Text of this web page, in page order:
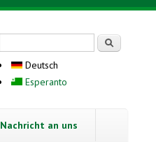
Deutsch
Esperanto
Nachricht an uns